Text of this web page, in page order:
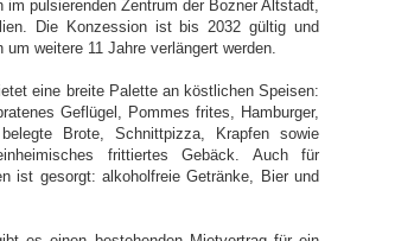
im pulsierenden Zentrum der Bozner Altstadt,
Die Konzession ist bis 2032 gültig und
um weitere 11 Jahre verlängert werden.
eine breite Palette an köstlichen Speisen:
Geflügel, Pommes frites, Hamburger,
belegte Brote, Schnittpizza, Krapfen sowie
frittiertes Gebäck. Auch für
ist gesorgt: alkoholfreie Getränke, Bier und